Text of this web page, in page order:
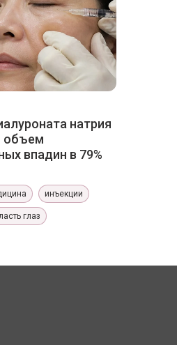
натрия
объем
впадин в 79%
инъекции
глаз